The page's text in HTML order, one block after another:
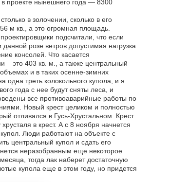
в проекте нынешнего года — 8300
в золочении, сколько в его
м кв., а это огромная площадь.
подсчитали, что если
розе ветров допустимая нагрузка
консолей. Что касается
– это 403 кв. м., а также центральный
и в таких осенне-зимних
треть колокольного купола, и я
года с нее будут сняты леса, и
все противоаварийные работы по
Новый крест целиком и полностью
отливался в Гусь-Хрустальном. Крест
в крест. А с 8 ноября начнется
Люди работают на объекте с
центральный купол и сдать его
неразобранным еще некоторое
тогда лак наберет достаточную
купола еще в этом году, но придется